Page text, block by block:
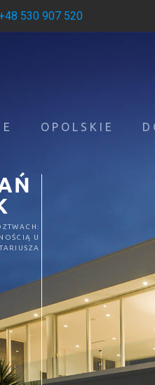
530 907 520
OPOLSKIE
U